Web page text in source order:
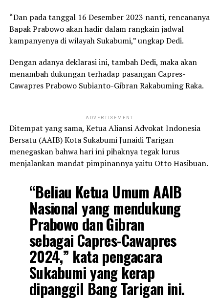
“Dan pada tanggal 16 Desember 2023 nanti, rencananya
Bapak Prabowo akan hadir dalam rangkain jadwal
kampanyenya di wilayah Sukabumi,” ungkap Dedi.
Dengan adanya deklarasi ini, tambah Dedi, maka akan
menambah dukungan terhadap pasangan Capres-
Cawapres Prabowo Subianto-Gibran Rakabuming Raka.
ADVERTISEMENT
Ditempat yang sama, Ketua Aliansi Advokat Indonesia
Bersatu (AAIB) Kota Sukabumi Junaidi Tarigan
menegaskan bahwa hari ini pihaknya tegak lurus
menjalankan mandat pimpinannya yaitu Otto Hasibuan.
“Beliau Ketua Umum AAIB
Nasional yang mendukung
Prabowo dan Gibran
sebagai Capres-Cawapres
2024,” kata pengacara
Sukabumi yang kerap
dipanggil Bang Tarigan ini.